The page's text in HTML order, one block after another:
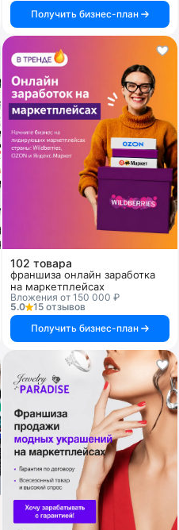
Получить бизнес-план
102 товара
франшиза онлайн заработка
на маркетплейсах
Вложения от 150 000 ₽
5.0
15 отзывов
Получить бизнес-план